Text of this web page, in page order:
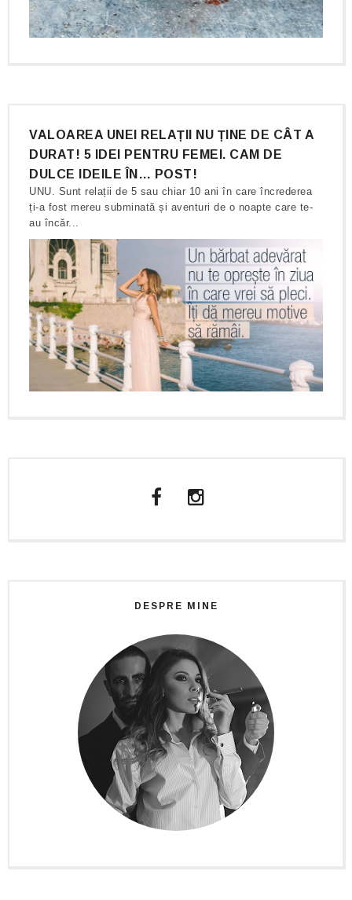
VALOAREA UNEI RELAȚII NU ȚINE DE CÂT A
DURAT! 5 IDEI PENTRU FEMEI. CAM DE
DULCE IDEILE ÎN… POST!
UNU. Sunt relații de 5 sau chiar 10 ani în care încrederea
ți-a fost mereu subminată și aventuri de o noapte care te-
au încăr...
DESPRE MINE